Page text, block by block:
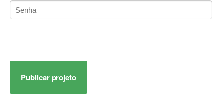
Administração de Redes
Administração PostgreSQL
ADO.NET Entity Framework
Publicar projeto